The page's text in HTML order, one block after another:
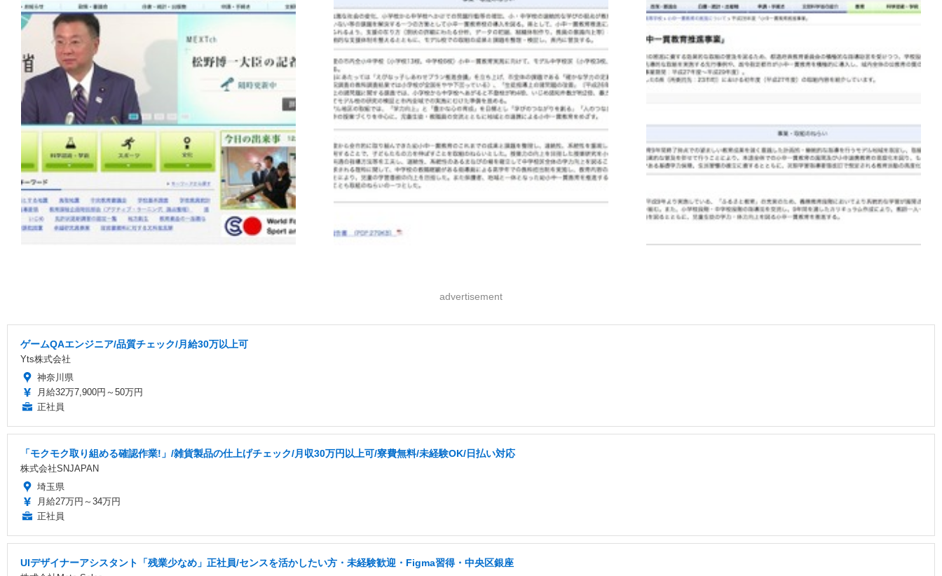
advertisement
ゲームQAエンジニア/品質チェック/月給30万以上可
Yts株式会社
神奈川県
月給32万7,900円～50万円
正社員
「モクモク取り組める確認作業!」/雑貨製品の仕上げチェック/月収30万円以上可/寮費無料/未経験OK/日払い対応
株式会社SNJAPAN
埼玉県
月給27万円～34万円
正社員
UIデザイナーアシスタント「残業少なめ」正社員/センスを活かしたい方・未経験歓迎・Figma習得・中央区銀座